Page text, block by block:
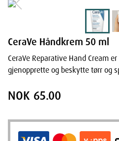
CeraVe Håndkrem 50 ml
CeraVe Reparative Hand Cream
gjenopprette og beskytte tørr og
NOK 65.00